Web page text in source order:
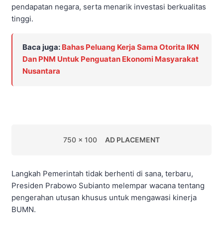
pendapatan negara, serta menarik investasi berkualitas
tinggi.
Baca juga: Bahas Peluang Kerja Sama Otorita IKN
Dan PNM Untuk Penguatan Ekonomi Masyarakat
Nusantara
750 x 100 AD PLACEMENT
Langkah Pemerintah tidak berhenti di sana, terbaru,
Presiden Prabowo Subianto melempar wacana tentang
pengerahan utusan khusus untuk mengawasi kinerja
BUMN.